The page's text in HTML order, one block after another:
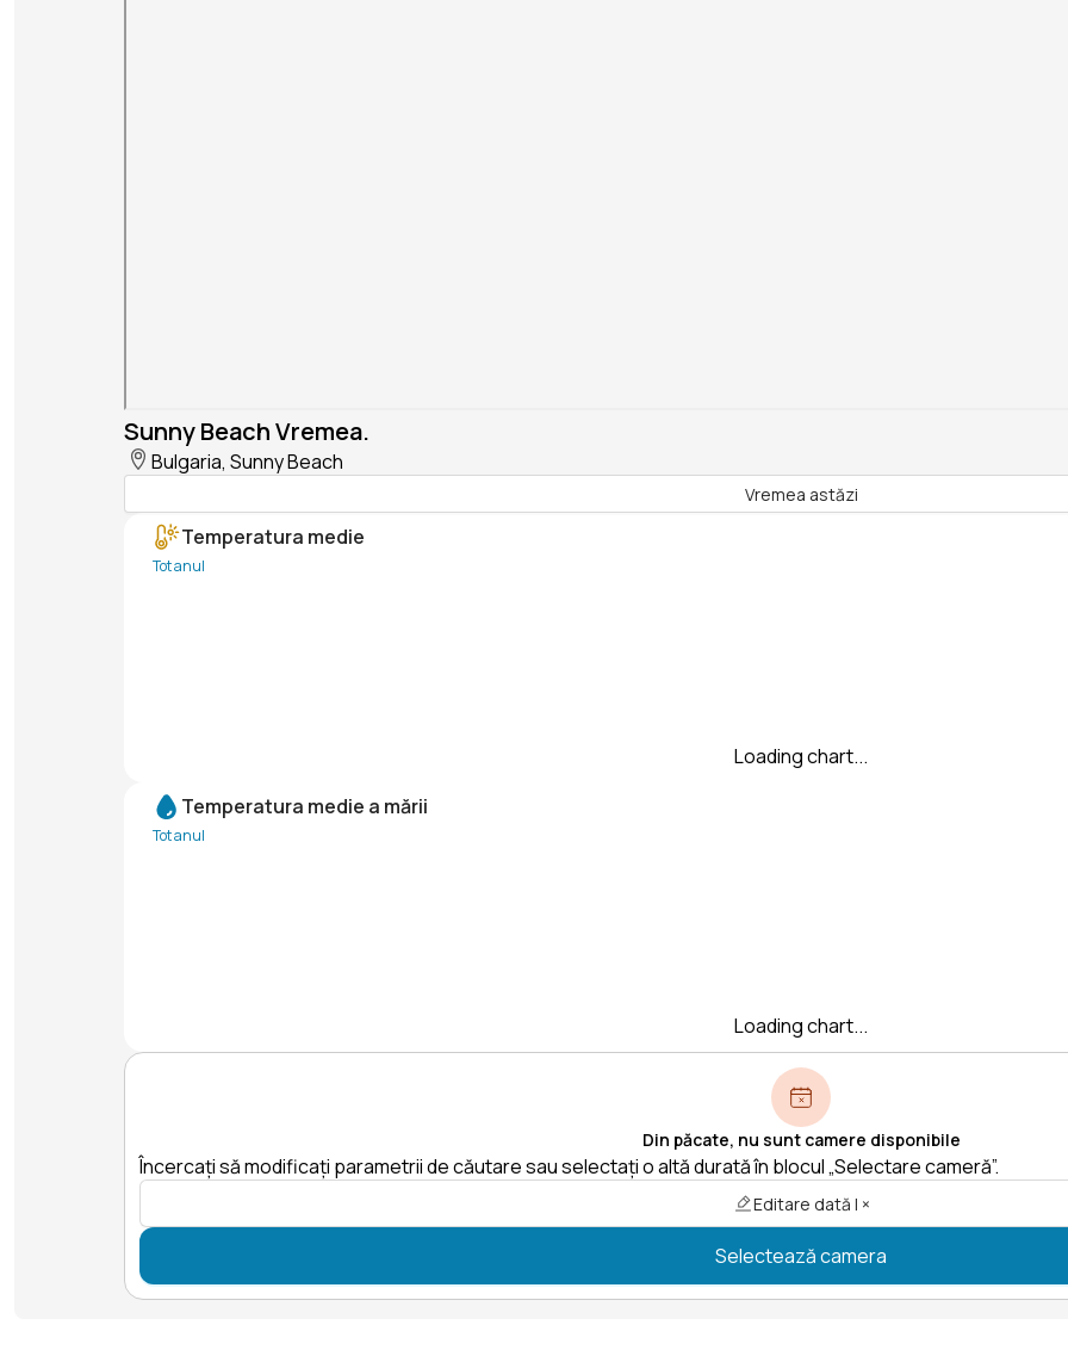
Sunny Beach Vremea.
Bulgaria, Sunny Beach
Vremea astăzi
Temperatura medie
Tot anul
Loading chart...
Temperatura medie a mării
Tot anul
Loading chart...
Din păcate, nu sunt camere disponibile
Încercați să modificați parametrii de căutare sau selectați o altă durată în blocul „Selectare cameră”.
Editare dată | ×
Selectează camera